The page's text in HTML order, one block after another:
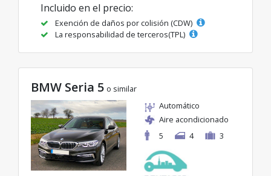
Incluido en el precio:
Exención de daños por colisión (CDW)
La responsabilidad de terceros(TPL)
BMW Seria 5 o similar
Automático
Aire acondicionado
5
4 3